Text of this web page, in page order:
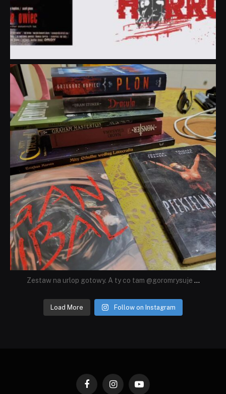
dobryhorror
Lip 31
Zestaw na urlop gotowy. A ty co tam @goromrysuje ...
Load More Follow on Instagram
FacebookInstagramYouTube